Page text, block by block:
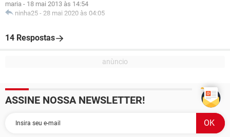
maria - 18 mai 2013 às 14:54
ninha25 - 28 mai 2020 às 04:05
14 Respostas
ASSINE NOSSA NEWSLETTER!